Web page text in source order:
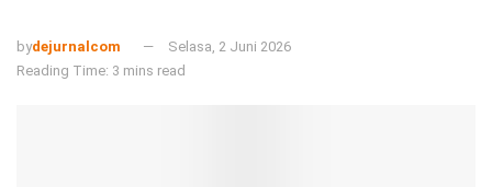
bydejurnalcom
Selasa, 2 Juni 2026
Reading Time: 3 mins read